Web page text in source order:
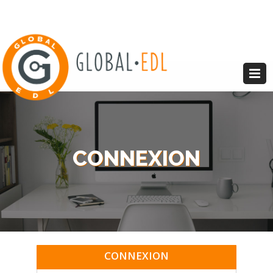
CONNEXION
CONNEXION